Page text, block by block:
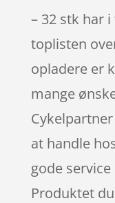
– 32 stk har
toplisten
opladere er
mange
at handle
gode
Produktet